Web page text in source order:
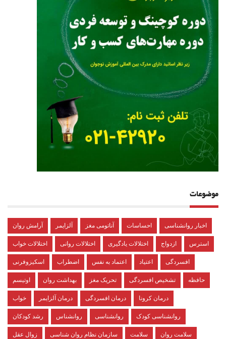
موضوعات
آرامش روان آلزایمر آناتومی مغز احساسات اخبار روانشناسی
اختلالات خواب اختلالات روانی اختلالات یادگیری ازدواج استرس
اسکیزوفرنی اضطراب اعتماد به نفس اعتیاد افسردگی
اوتیسم بهداشت روان تحریک مغز تشخیص افسردگی حافظه
خواب درمان آلزایمر درمان افسردگی درمان کرونا
رشد کودکان روانشناس روانشناسی روانشناسی کودک
زوال عقل سازمان نظام روان شناسی سلامت سلامت روان